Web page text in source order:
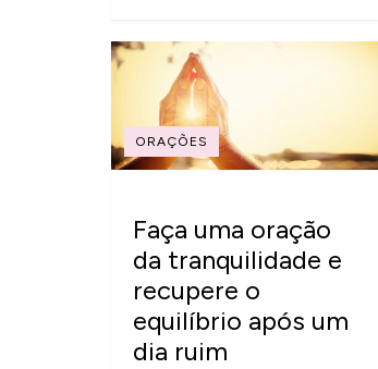
ORAÇÕES
Faça uma oração
da tranquilidade e
recupere o
equilíbrio após um
dia ruim